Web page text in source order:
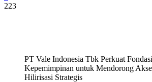
223
PT Vale Indonesia Tbk Perkuat Fondasi
Kepemimpinan untuk Mendorong
Hilirisasi Strategis